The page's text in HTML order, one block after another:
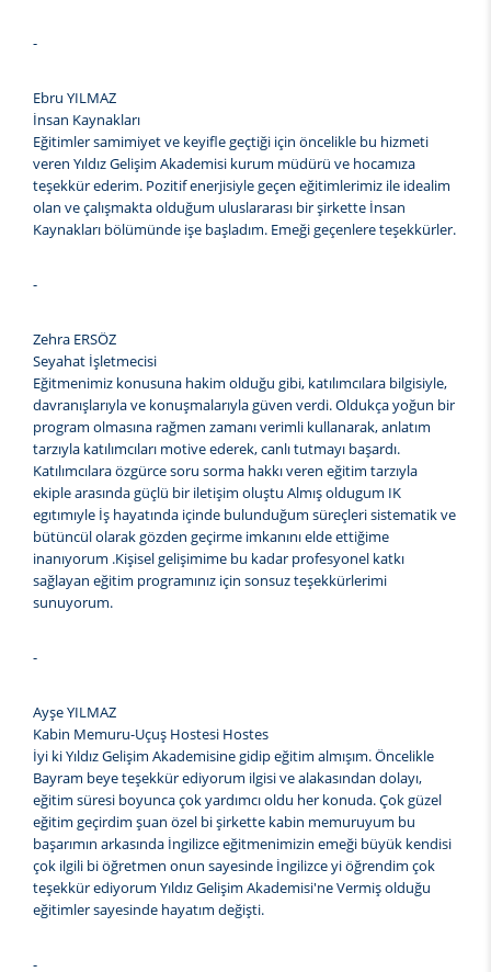
-
Ebru YILMAZ
İnsan Kaynakları
Eğitimler samimiyet ve keyifle geçtiği için öncelikle bu hizmeti
veren Yıldız Gelişim Akademisi kurum müdürü ve hocamıza
teşekkür ederim. Pozitif enerjisiyle geçen eğitimlerimiz ile idealim
olan ve çalışmakta olduğum uluslararası bir şirkette İnsan
Kaynakları bölümünde işe başladım. Emeği geçenlere teşekkürler.
-
Zehra ERSÖZ
Seyahat İşletmecisi
Eğitmenimiz konusuna hakim olduğu gibi, katılımcılara bilgisiyle,
davranışlarıyla ve konuşmalarıyla güven verdi. Oldukça yoğun bir
program olmasına rağmen zamanı verimli kullanarak, anlatım
tarzıyla katılımcıları motive ederek, canlı tutmayı başardı.
Katılımcılara özgürce soru sorma hakkı veren eğitim tarzıyla
ekiple arasında güçlü bir iletişim oluştu Almış oldugum IK
egıtımıyle İş hayatında içinde bulunduğum süreçleri sistematik ve
bütüncül olarak gözden geçirme imkanını elde ettiğime
inanıyorum .Kişisel gelişimime bu kadar profesyonel katkı
sağlayan eğitim programınız için sonsuz teşekkürlerimi
sunuyorum.
-
Ayşe YILMAZ
Kabin Memuru-Uçuş Hostesi Hostes
İyi ki Yıldız Gelişim Akademisine gidip eğitim almışım. Öncelikle
Bayram beye teşekkür ediyorum ilgisi ve alakasından dolayı,
eğitim süresi boyunca çok yardımcı oldu her konuda. Çok güzel
eğitim geçirdim şuan özel bi şirkette kabin memuruyum bu
başarımın arkasında İngilizce eğitmenimizin emeği büyük kendisi
çok ilgili bi öğretmen onun sayesinde İngilizce yi öğrendim çok
teşekkür ediyorum Yıldız Gelişim Akademisi'ne Vermiş olduğu
eğitimler sayesinde hayatım değişti.
-